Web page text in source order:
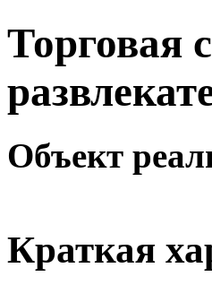
Торговая
Объект
Краткая